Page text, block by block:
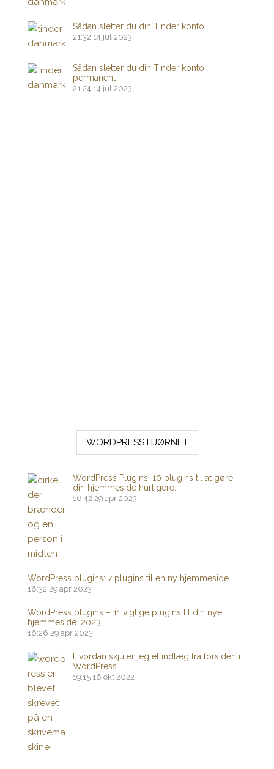
Sådan sletter du din Tinder konto
21:32 14 jul 2023
Sådan sletter du din Tinder konto
permanent
21:24 14 jul 2023
WORDPRESS HJØRNET
WordPress Plugins: 10 plugins til at gøre
din hjemmeside hurtigere.
16:42 29 apr 2023
WordPress plugins: 7 plugins til en ny hjemmeside.
16:32 29 apr 2023
WordPress plugins – 11 vigtige plugins til din nye
hjemmeside. 2023
16:26 29 apr 2023
Hvordan skjuler jeg et indlæg fra forsiden i
WordPress
19:15 16 okt 2022